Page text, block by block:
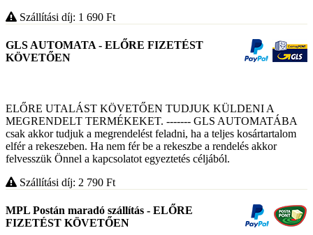
Szállítási díj: 1 690 Ft
GLS AUTOMATA - ELŐRE FIZETÉST
KÖVETŐEN
ELŐRE UTALÁST KÖVETŐEN TUDJUK KÜLDENI A
MEGRENDELT TERMÉKEKET. ------- GLS AUTOMATÁBA
csak akkor tudjuk a megrendelést feladni, ha a teljes kosártartalom
elfér a rekeszeben. Ha nem fér be a rekeszbe a rendelés akkor
felvesszük Önnel a kapcsolatot egyeztetés céljából.
Szállítási díj: 2 790 Ft
MPL Postán maradó szállítás - ELŐRE
FIZETÉST KÖVETŐEN